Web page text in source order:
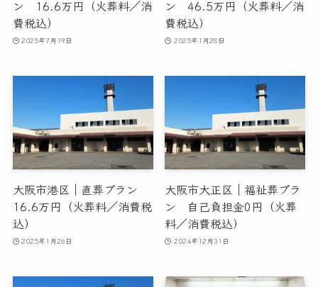
ン 16.6万円（火葬料／消
費税込）
2025年7月19日
ン 46.5万円（火葬料／消
費税込）
2025年1月28日
大阪市港区｜直葬プラン
16.6万円（火葬料／消費税
込）
2025年1月26日
大阪市大正区｜福祉葬プラ
ン 自己負担金0円（火葬
料／消費税込）
2024年12月31日